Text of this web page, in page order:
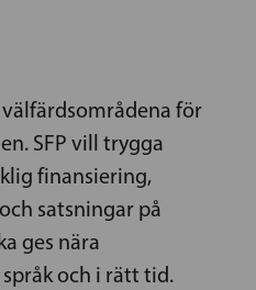
välfärdsområdena för
SFP vill trygga
finansiering,
satsningar på
ges nära
och i rätt tid.